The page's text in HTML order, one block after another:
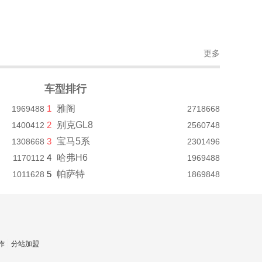
更多
1969488
1400412
1308668
1170112
1011628
车型排行
1 雅阁 2718668
2 别克GL8 2560748
3 宝马5系 2301496
4 哈弗H6 1969488
5 帕萨特 1869848
分站加盟